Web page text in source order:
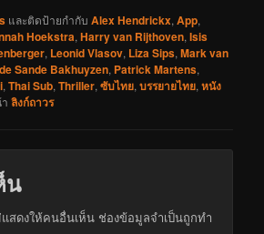
และติดป้ายกำกับAlex Hendrickx,App,
Hoekstra,Harry van Rijthoven,Isis
, Leonid Vlasov, Liza Sips,Mark van
Sande Bakhuyzen, Patrick Martens,
,Thai Sub,Thriller,ซับไทย,บรรยายไทย,หนัง
าลิงก์ถาวร
น
สดงให้คนอื่นเห็น ช่องข้อมูลจำเป็นถูกทำ